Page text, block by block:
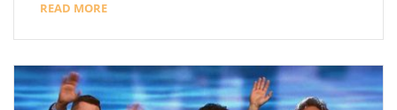
READ MORE